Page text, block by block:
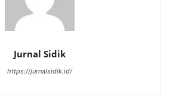
Jurnal Sidik
https://jurnalsidik.id/